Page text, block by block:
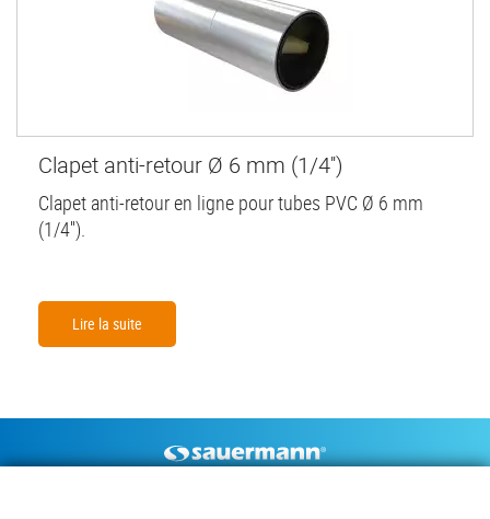
Clapet anti-retour Ø 6 mm (1/4'')
Clapet anti-retour en ligne pour tubes PVC Ø 6 mm
(1/4'').
Lire la suite